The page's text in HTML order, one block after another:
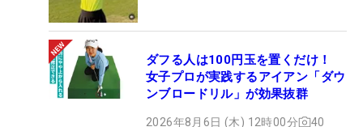
ダフる人は100円玉を置くだけ！
女子プロが実践するアイアン「ダウ
ンブロードリル」が効果抜群
2026年8月6日 (木) 12時00分 40